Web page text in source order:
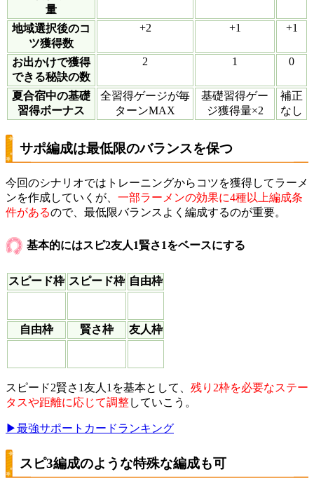
量
地域選択後のコ
ツ獲得数
+2 +1 +1
お出かけで獲得
できる秘訣の数
2 1 0
夏合宿中の基礎
習得ボーナス
全習得ゲージが毎
ターンMAX
基礎習得ゲー
ジ獲得量×2
補正
なし
サポ編成は最低限のバランスを保つ
今回のシナリオではトレーニングからコツを獲得してラーメ
ンを作成していくが、 一部ラーメンの効果に4種以上編成条
件があるので、最低限バランスよく編成するのが重要。
基本的にはスピ2友人1賢さ1をベースにする
スピード枠 スピード枠 自由枠
自由枠 賢さ枠 友人枠
スピード2賢さ1友人1を基本として、 残り2枠を必要なステー
タスや距離に応じて調整していこう。
▶最強サポートカードランキング
スピ3編成のような特殊な編成も可